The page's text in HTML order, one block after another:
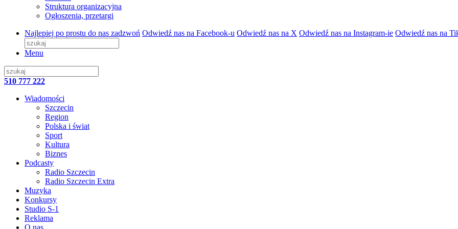
Struktura organizacyjna
Ogłoszenia, przetargi
Najlepiej po prostu do nas zadzwoń Odwiedź nas na Facebook-u Odwiedź nas na X Odwiedź nas na Instagram-ie Odwiedź nas na
Menu
510 777 222
Wiadomości
Szczecin
Region
Polska i świat
Sport
Kultura
Biznes
Podcasty
Radio Szczecin
Radio Szczecin Extra
Muzyka
Konkursy
Studio S-1
Reklama